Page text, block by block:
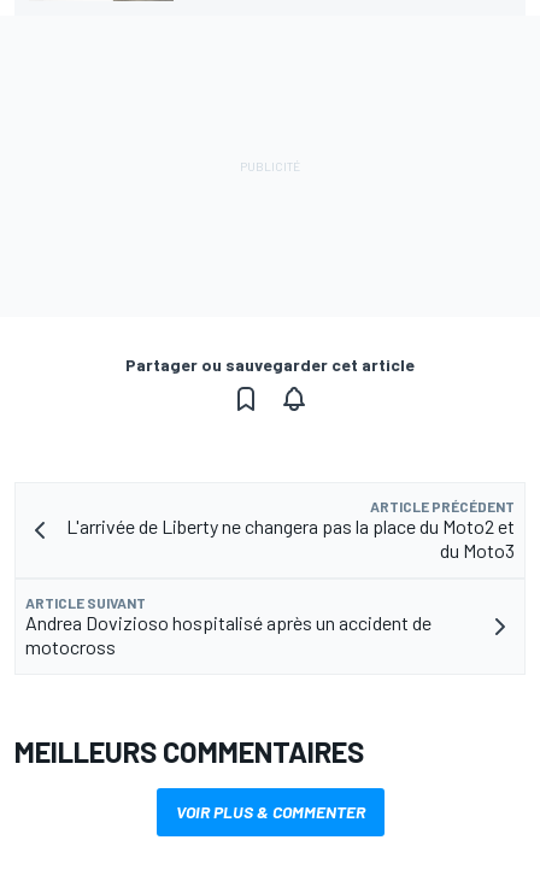
Partager ou sauvegarder cet article
ARTICLE PRÉCÉDENT
L'arrivée de Liberty ne changera pas la place du Moto2 et
du Moto3
ARTICLE SUIVANT
Andrea Dovizioso hospitalisé après un accident de
motocross
MEILLEURS COMMENTAIRES
VOIR PLUS & COMMENTER